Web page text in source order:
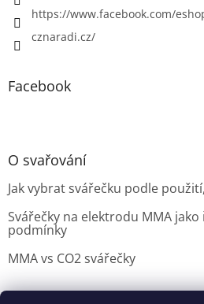
https://www.facebook.com/
cznaradi.cz/
Facebook
O svařování
Jak vybrat svářečku podle
Svářečky na elektrodu MMA
podmínky
MMA vs CO2 svářečky